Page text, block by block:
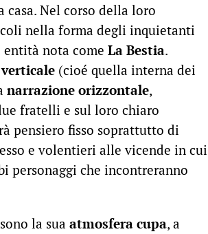
Nel corso della loro
nella forma degli inquietanti
nota come La Bestia.
(cioé quella interna dei
narrazione orizzontale,
fratelli e sul loro chiaro
pensiero fisso soprattutto di
e volentieri alle vicende in cui
che incontreranno
la sua atmosfera cupa, a